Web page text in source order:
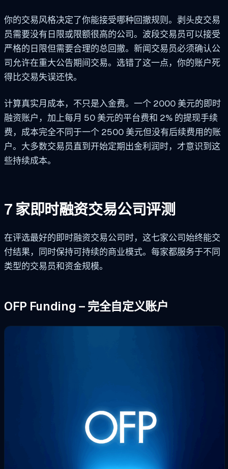
你的交易风格决定了你能接受哪种回撤规则。剥头皮交易
员需要没有日限或限额很高的公司。波段交易员可以接受
严格的日限但需要合理的总回撤。新闻交易员必须确认公
司允许在重大公告期间交易。选错了这一点，你的账户死
得比交易失误还快。
计算真实月成本，不只是入金费。一个 2000 美元的即时
融资账户，加上每月 50 美元的平台费和 2% 的提现手续
费，成本完全不同于一个 2500 美元但没有后续费用的账
户。大多数交易员直到开始定期出金利润时，才意识到这
些持续成本。
7 家即时融资交易公司评测
在评选最好的即时融资交易公司时，这七家公司始终能交
付结果，同时保持可持续的商业模式。每家都服务于不同
类型的交易员和资金规模。
OFP Funding – 完全自定义账户